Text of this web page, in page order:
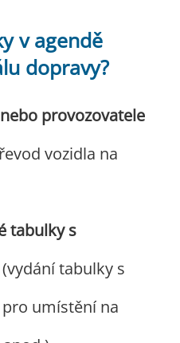
v agendě
dopravy?
provozovatele
vozidla na
tabulky s
(vydání tabulky s
umístění na